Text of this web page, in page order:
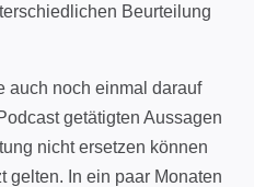
Beurteilung
auch noch einmal darauf
getätigten Aussagen
nicht ersetzen können
gelten. In ein paar Monaten